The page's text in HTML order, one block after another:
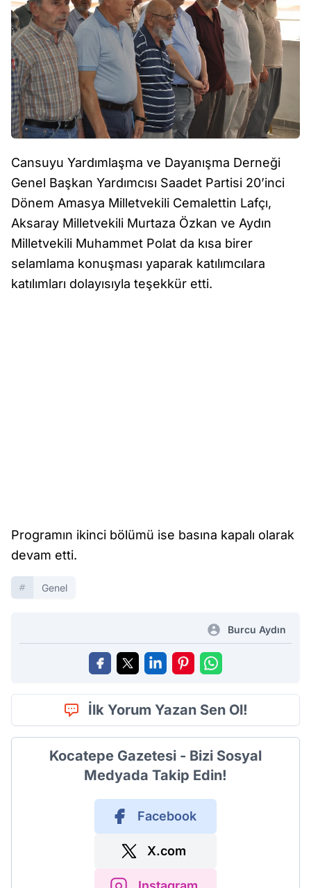
Cansuyu Yardımlaşma ve Dayanışma Derneği
Genel Başkan Yardımcısı Saadet Partisi 20’inci
Dönem Amasya Milletvekili Cemalettin Lafçı,
Aksaray Milletvekili Murtaza Özkan ve Aydın
Milletvekili Muhammet Polat da kısa birer
selamlama konuşması yaparak katılımcılara
katılımları dolayısıyla teşekkür etti.
Programın ikinci bölümü ise basına kapalı olarak
devam etti.
Genel
Burcu Aydın
İlk Yorum Yazan Sen Ol!
Kocatepe Gazetesi - Bizi Sosyal
Medyada Takip Edin!
Facebook
X.com